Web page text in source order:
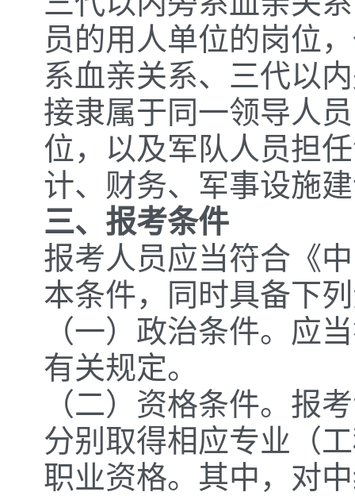
员的用人单位的岗位
系血亲关系、三代以
接隶属于同一领导人
位，以及军队人员担
计、财务、军事设施
三、报考条件
报考人员应当符合《
本条件，同时具备下
（一）政治条件。应
有关规定。
（二）资格条件。报
分别取得相应专业（
职业资格。其中，对